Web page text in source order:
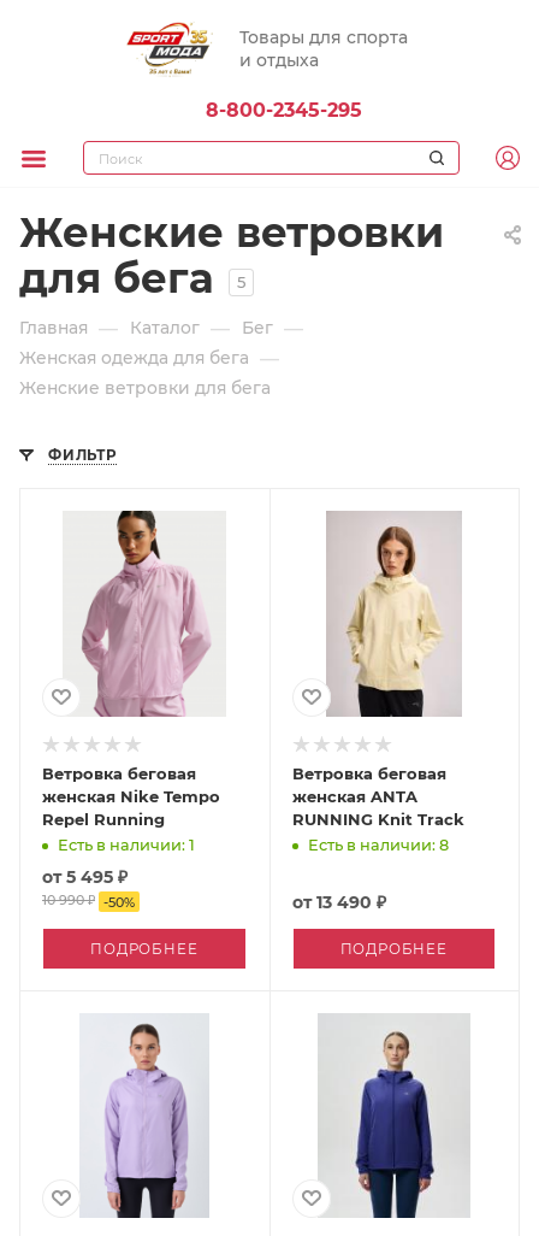
Товары для спорта
и отдыха
8-800-2345-295
Женские ветровки
для бега
5
Главная — Каталог — Бег —
Женская одежда для бега —
Женские ветровки для бега
ФИЛЬТР
Ветровка беговая
женская Nike Tempo
Repel Running
Есть в наличии: 1
от5 495 ₽
10 990 ₽ -50%
ПОДРОБНЕЕ
Ветровка беговая
женская ANTA
RUNNING Knit Track
Есть в наличии: 8
от13 490 ₽
ПОДРОБНЕЕ